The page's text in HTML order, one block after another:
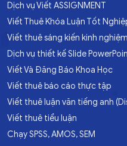
Dịch vụ Viết ASSIGNMENT
Viết Thuê Khóa Luận Tốt
Viết thuê sáng kiến kinh nghiệm
Dịch vụ thiết kế Slide
Viết Và Đăng Báo Khoa Học
Viết thuê báo cáo thực tập
Viết thuê luận văn tiếng anh
Viết thuê tiểu luận
Chạy SPSS, AMOS, SEM